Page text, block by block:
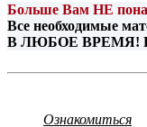
Больше Вам НЕ
Все необходимые
В ЛЮБОЕ ВРЕМЯ!
Ознакомиться